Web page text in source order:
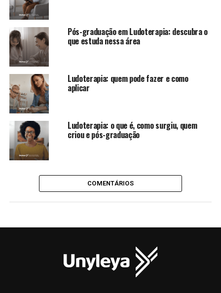
Pós-graduação em Ludoterapia: descubra o
que estuda nessa área
Ludoterapia: quem pode fazer e como
aplicar
Ludoterapia: o que é, como surgiu, quem
criou e pós-graduação
COMENTÁRIOS